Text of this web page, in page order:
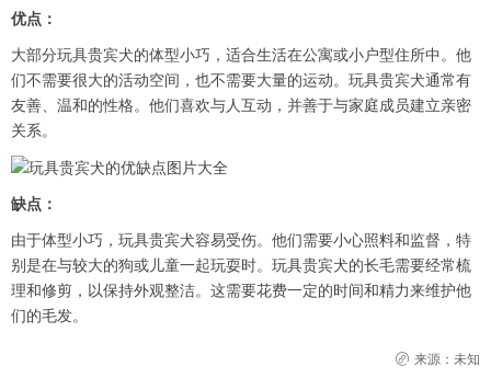
优点：
大部分玩具贵宾犬的体型小巧，适合生活在公寓或小户型住所中。他
们不需要很大的活动空间，也不需要大量的运动。玩具贵宾犬通常有
友善、温和的性格。他们喜欢与人互动，并善于与家庭成员建立亲密
关系。
缺点：
由于体型小巧，玩具贵宾犬容易受伤。他们需要小心照料和监督，特
别是在与较大的狗或儿童一起玩耍时。玩具贵宾犬的长毛需要经常梳
理和修剪，以保持外观整洁。这需要花费一定的时间和精力来维护他
们的毛发。
来源：未知